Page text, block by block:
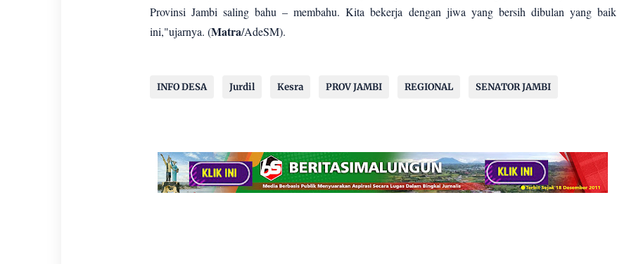
Provinsi Jambi saling bahu – membahu. Kita bekerja dengan jiwa yang bersih dibulan yang baik
ini,"ujarnya. (Matra/AdeSM).
INFO DESA Jurdil Kesra PROV JAMBI REGIONAL SENATOR JAMBI